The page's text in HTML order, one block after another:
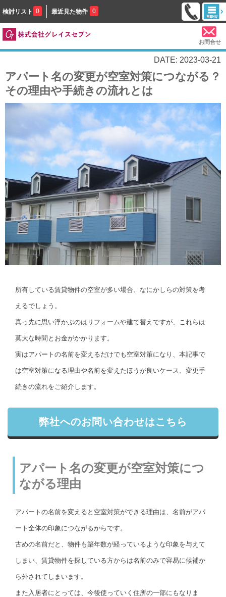
検討リスト 0 最近見た物件 0
お問合せ
DATE: 2023-03-21
アパート名の変更が空室対策につながる？
その理由や手続きの流れとは
所有している賃貸物件の空室が多い場合、なにかしらの対策を考
えるでしょう。
真っ先に思い浮かぶのはリフォームや建て替えですが、これらは
莫大な時間とお金がかかります。
実はアパートの名前を変えるだけでも空室対策になり、本記事で
は空室対策になる理由や名前を変えたほうが良いケース、変更手
続きの流れをご紹介します。
弊社へのお問い合わせはこちら
アパート名の変更が空室対策につ
ながる理由
アパートの名前を変えると空室対策ができる理由は、名前がアパ
ート全体の印象につながるからです。
古めの名前だと、物件も築年数が経っているような印象を与えて
しまい、賃貸物件を探している方からは名前のみで容易に候補か
ら外されてしまいます。
また入居者にとっては、今後使っていく住所の一部にもなりま